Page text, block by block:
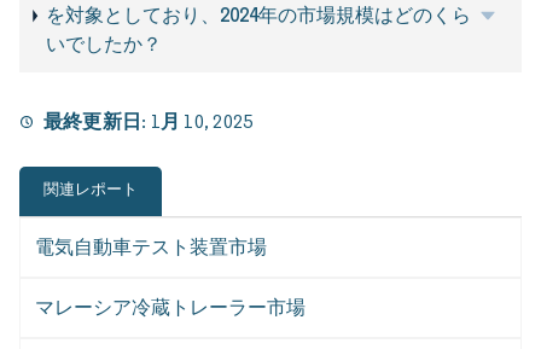
を対象としており、2024年の市場規模はどのくら
いでしたか？
最終更新日: 1月 10, 2025
関連レポート
電気自動車テスト装置市場
マレーシア冷蔵トレーラー市場